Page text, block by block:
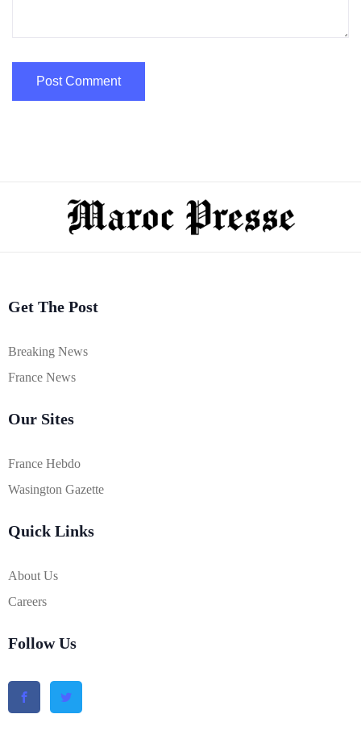
Get The Post
Breaking News
France News
Our Sites
France Hebdo
Wasington Gazette
Quick Links
About Us
Careers
Follow Us